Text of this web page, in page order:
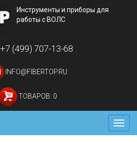
Инструменты и приборы для
работы с ВОЛС
+7 (499) 707-13-68
INFO@FIBERTOP.RU
ТОВАРОВ: 0
Меню